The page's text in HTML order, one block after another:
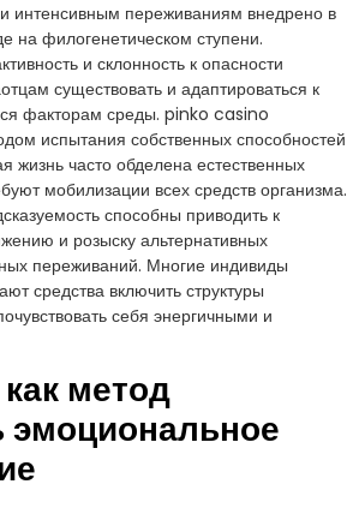
интенсивным переживаниям внедрено в
на филогенетическом ступени.
и склонность к опасности
существовать и адаптироваться к
факторам среды. pinko casino
испытания собственных способностей
жизнь часто обделена естественных
мобилизации всех средств организма.
способны приводить к
и розыску альтернативных
переживаний. Многие индивиды
средства включить структуры
себя энергичными и
метод
эмоциональное